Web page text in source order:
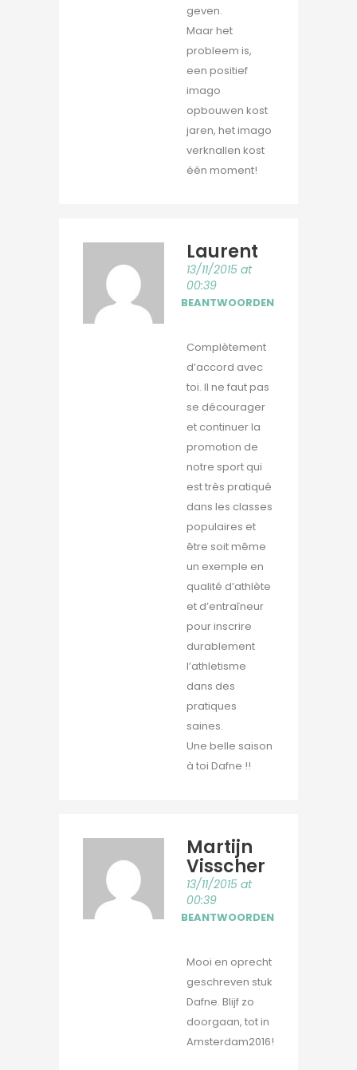
geven.
Maar het
probleem is,
een positief
imago
opbouwen kost
jaren, het imago
verknallen kost
één moment!
Laurent
13/11/2015 at
00:39
BEANTWOORDEN
Complètement
d’accord avec
toi. Il ne faut pas
se décourager
et continuer la
promotion de
notre sport qui
est très pratiqué
dans les classes
populaires et
être soit même
un exemple en
qualité d’athlète
et d’entraîneur
pour inscrire
durablement
l’athletisme
dans des
pratiques
saines.
Une belle saison
à toi Dafne !!
Martijn
Visscher
13/11/2015 at
00:39
BEANTWOORDEN
Mooi en oprecht
geschreven stuk
Dafne. Blijf zo
doorgaan, tot in
Amsterdam2016!